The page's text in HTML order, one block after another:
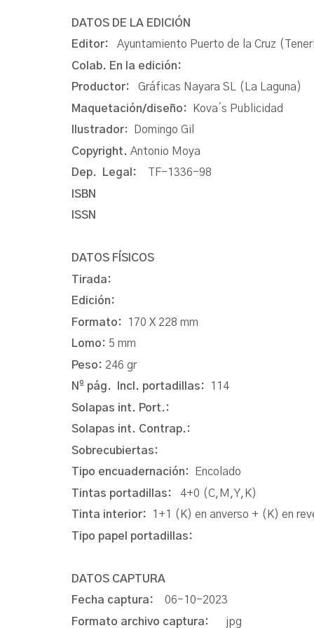
DATOS DE LA EDICIÓN
Editor: Ayuntamiento Puerto de la Cruz
Colab. En la edición:
Productor: Gráficas Nayara SL (La Laguna)
Maquetación/diseño:
Kova´s Publicidad
Ilustrador: Domingo Gil
Copyright. Antonio Moya
Dep. Legal: TF-1336-98
ISBN
ISSN
DATOS FÍSICOS
Tirada:
Edición:
Formato:
170 X 228 mm
Lomo: 5 mm
Peso: 246 gr
Nº pág. Incl. portadillas:
114
Solapas int. Port.:
Solapas int. Contrap.:
Sobrecubiertas:
Tipo encuadernación:
Encolado
Tintas portadillas: 4+0 (C,M,Y,K)
Tinta interior:
1+1 (K) en anverso + (K) en
Tipo papel portadillas:
DATOS CAPTURA
Fecha captura: 06-10-2023
Formato archivo captura: jpg